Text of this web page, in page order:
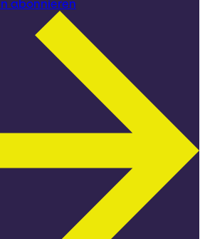
abonnieren